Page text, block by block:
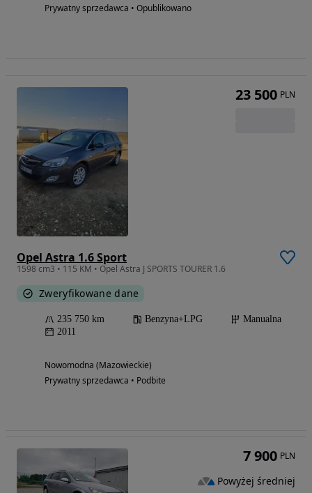
Prywatny sprzedawca • Opublikowano
Opel Astra 1.6 Sport
1598 cm3 • 115 KM • Opel Astra J SPORTS TOURER 1.6
Zweryfikowane dane
235 750 km Benzyna+LPG
Manualna
2011
Nowomodna (Mazowieckie)
Prywatny sprzedawca • Podbite
23 500 PLN
7 900 PLN
Powyżej średniej